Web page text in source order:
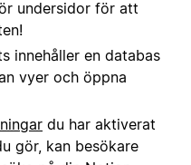
undersidor för att
innehåller en databas
vyer och öppna
du har aktiverat
gör, kan besökare